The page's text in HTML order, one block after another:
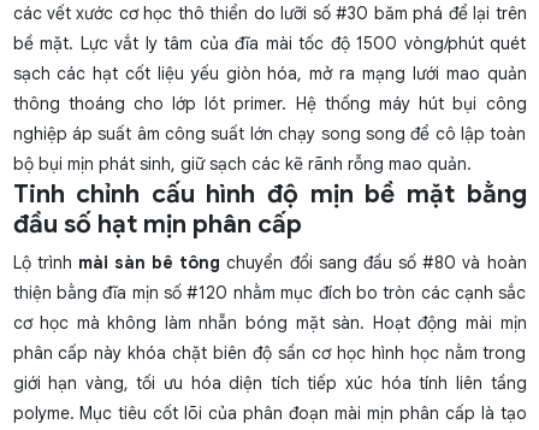
các vết xước cơ học thô thiển do lưỡi số #30 băm phá để lại trên
bề mặt. Lực vắt ly tâm của đĩa mài tốc độ 1500 vòng/phút quét
sạch các hạt cốt liệu yếu giòn hóa, mở ra mạng lưới mao quản
thông thoáng cho lớp lót primer. Hệ thống máy hút bụi công
nghiệp áp suất âm công suất lớn chạy song song để cô lập toàn
bộ bụi mịn phát sinh, giữ sạch các kẽ rãnh rỗng mao quản.
Tinh chỉnh cấu hình độ mịn bề mặt bằng
đầu số hạt mịn phân cấp
Lộ trình mài sàn bê tông chuyển đổi sang đầu số #80 và hoàn
thiện bằng đĩa mịn số #120 nhằm mục đích bo tròn các cạnh sắc
cơ học mà không làm nhẵn bóng mặt sàn. Hoạt động mài mịn
phân cấp này khóa chặt biên độ sần cơ học hình học nằm trong
giới hạn vàng, tối ưu hóa diện tích tiếp xúc hóa tính liên tầng
polyme. Mục tiêu cốt lõi của phân đoạn mài mịn phân cấp là tạo